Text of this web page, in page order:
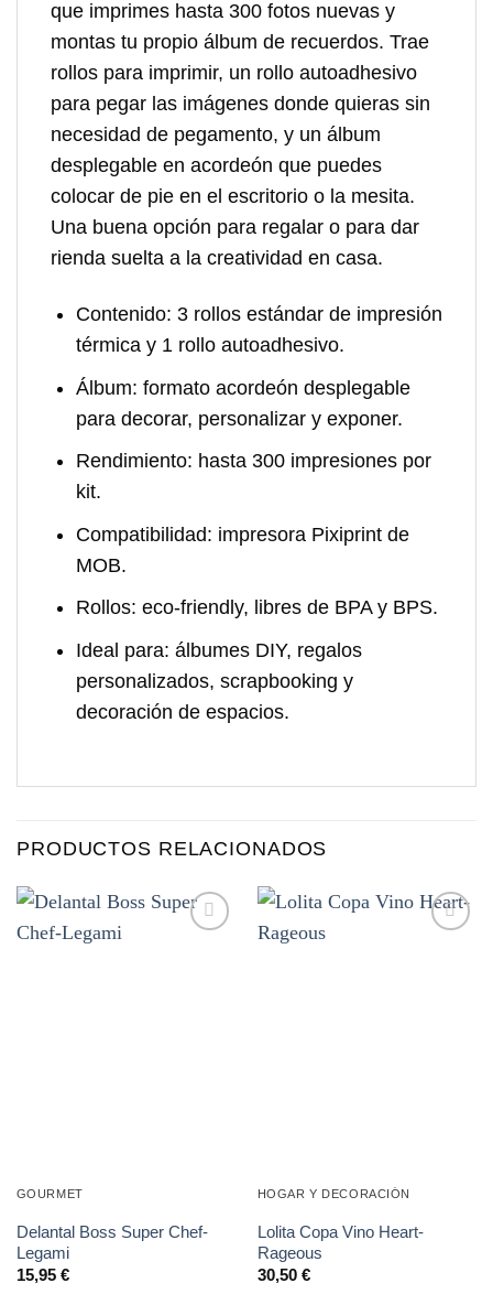
que imprimes hasta 300 fotos nuevas y
montas tu propio álbum de recuerdos. Trae
rollos para imprimir, un rollo autoadhesivo
para pegar las imágenes donde quieras sin
necesidad de pegamento, y un álbum
desplegable en acordeón que puedes
colocar de pie en el escritorio o la mesita.
Una buena opción para regalar o para dar
rienda suelta a la creatividad en casa.
Contenido: 3 rollos estándar de impresión
térmica y 1 rollo autoadhesivo.
Álbum: formato acordeón desplegable
para decorar, personalizar y exponer.
Rendimiento: hasta 300 impresiones por
kit.
Compatibilidad: impresora Pixiprint de
MOB.
Rollos: eco-friendly, libres de BPA y BPS.
Ideal para: álbumes DIY, regalos
personalizados, scrapbooking y
decoración de espacios.
PRODUCTOS RELACIONADOS
GOURMET
Delantal Boss Super Chef-
Legami
15,95 €
HOGAR Y DECORACIÓN
Lolita Copa Vino Heart-
Rageous
30,50 €